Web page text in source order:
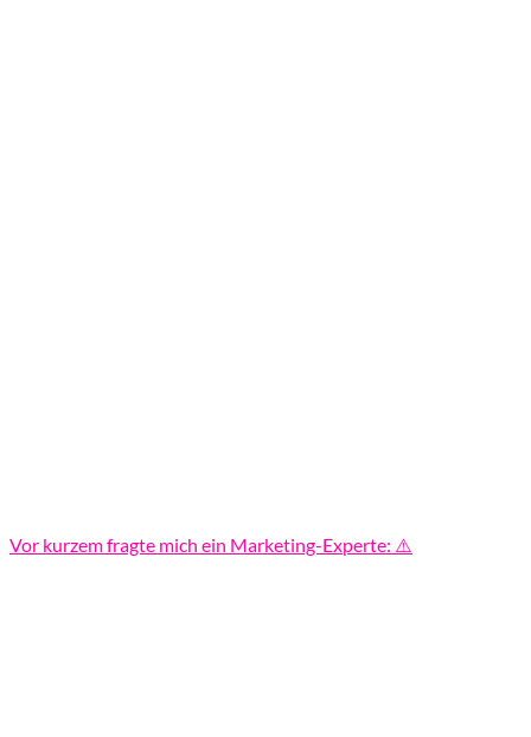
Vor kurzem fragte mich ein Marketing-Experte: ⚠️